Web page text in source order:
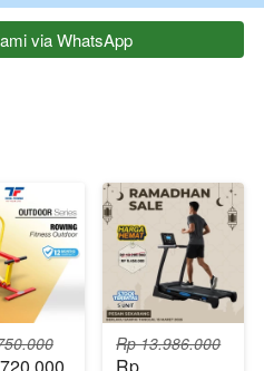
via WhatsApp
Rp 13.986.000